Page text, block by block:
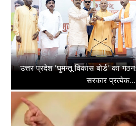
उत्तर प्रदेश 'घुमन्तू विकास बोर्ड' का
सरकार प्रत्येक...